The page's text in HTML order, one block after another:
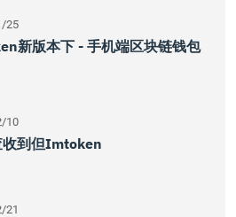
25
新版本下 - 手机端区块链钱包
10
收到但imtoken
21